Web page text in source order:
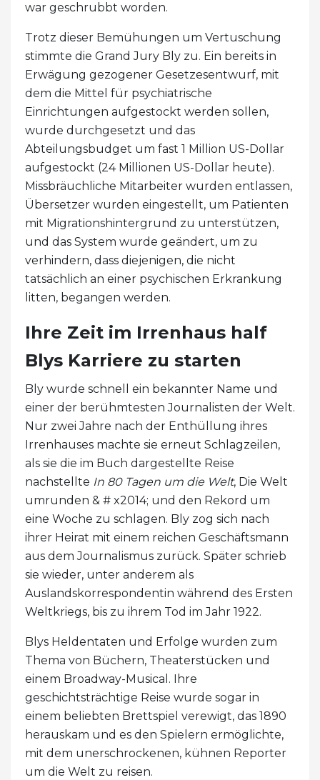
war geschrubbt worden.
Trotz dieser Bemühungen um Vertuschung
stimmte die Grand Jury Bly zu. Ein bereits in
Erwägung gezogener Gesetzesentwurf, mit
dem die Mittel für psychiatrische
Einrichtungen aufgestockt werden sollen,
wurde durchgesetzt und das
Abteilungsbudget um fast 1 Million US-Dollar
aufgestockt (24 Millionen US-Dollar heute).
Missbräuchliche Mitarbeiter wurden entlassen,
Übersetzer wurden eingestellt, um Patienten
mit Migrationshintergrund zu unterstützen,
und das System wurde geändert, um zu
verhindern, dass diejenigen, die nicht
tatsächlich an einer psychischen Erkrankung
litten, begangen werden.
Ihre Zeit im Irrenhaus half
Blys Karriere zu starten
Bly wurde schnell ein bekannter Name und
einer der berühmtesten Journalisten der Welt.
Nur zwei Jahre nach der Enthüllung ihres
Irrenhauses machte sie erneut Schlagzeilen,
als sie die im Buch dargestellte Reise
nachstellte In 80 Tagen um die Welt, Die Welt
umrunden & # x2014; und den Rekord um
eine Woche zu schlagen. Bly zog sich nach
ihrer Heirat mit einem reichen Geschäftsmann
aus dem Journalismus zurück. Später schrieb
sie wieder, unter anderem als
Auslandskorrespondentin während des Ersten
Weltkriegs, bis zu ihrem Tod im Jahr 1922.
Blys Heldentaten und Erfolge wurden zum
Thema von Büchern, Theaterstücken und
einem Broadway-Musical. Ihre
geschichtsträchtige Reise wurde sogar in
einem beliebten Brettspiel verewigt, das 1890
herauskam und es den Spielern ermöglichte,
mit dem unerschrockenen, kühnen Reporter
um die Welt zu reisen.